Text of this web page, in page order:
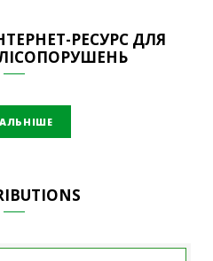
РЕСУРС ДЛЯ
ЛІСОПОРУШЕНЬ